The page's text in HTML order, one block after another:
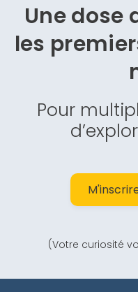
Une dose
les
Pour
(Votre curiosité